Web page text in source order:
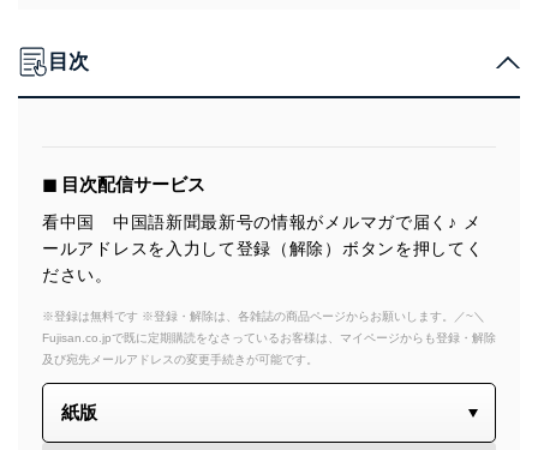
目次
◼︎ 目次配信サービス
看中国 中国語新聞最新号の情報がメルマガで届く♪ メ
ールアドレスを入力して登録（解除）ボタンを押してく
ださい。
※登録は無料です ※登録・解除は、各雑誌の商品ページからお願いします。／~＼
Fujisan.co.jpで既に定期購読をなさっているお客様は、マイページからも登録・解除
及び宛先メールアドレスの変更手続きが可能です。